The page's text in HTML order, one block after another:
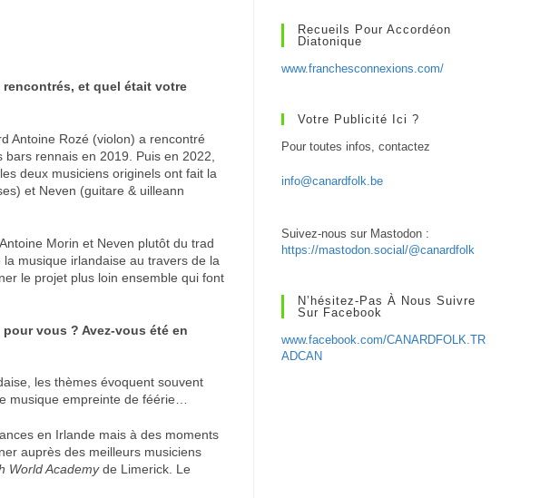
et quel était votre
Antoine Rozé (violon) a rencontré
rennais en 2019. Puis en 2022,
deux musiciens originels ont fait la
et Neven (guitare & uilleann
Morin et Neven plutôt du trad
musique irlandaise au travers de la
le projet plus loin ensemble qui font
vous ? Avez-vous été en
les thèmes évoquent souvent
musique empreinte de féérie…
en Irlande mais à des moments
auprès des meilleurs musiciens
World Academyde Limerick. Le
Recueils Pour Accordéon
Diatonique
www.franchesconnexions.com/
Votre Publicité Ici ?
Pour toutes infos, contactez
info@canardfolk.be
Suivez-nous sur Mastodon :
https://mastodon.social/@canardfolk
N’hésitez-Pas À Nous Suivre
Sur Facebook
www.facebook.com/CANARDFOLK.TR
ADCAN